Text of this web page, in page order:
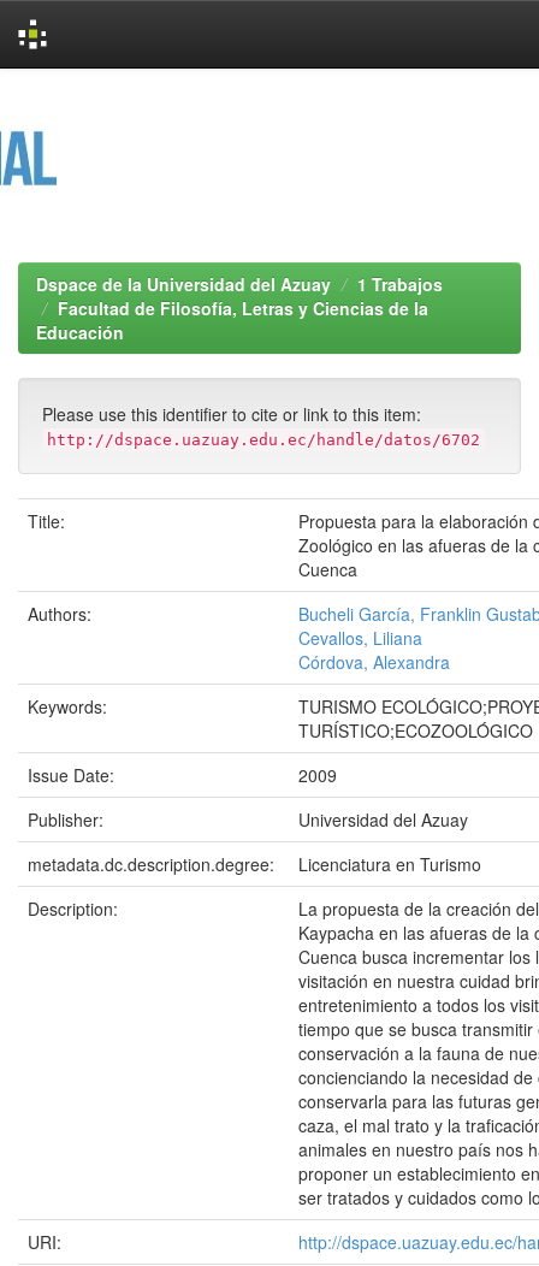
Dspace de la Universidad del Azuay
1 Trabajos
Facultad de Filosofía, Letras y Ciencias de la
Educación
Please use this identifier to cite or link to this item:
http://dspace.uazuay.edu.ec/handle/datos/6702
Title:
Propuesta para la elaboración
Zoológico en las afueras de la
Cuenca
Authors:
Bucheli García, Franklin
Cevallos, Liliana
Córdova, Alexandra
Keywords:
TURISMO
TURÍSTICO;ECOZOOLÓGICO
Issue Date:
2009
Publisher:
Universidad del Azuay
metadata.dc.description.degree:
Licenciatura en Turismo
Description:
La propuesta de la creación
Kaypacha en las afueras de la
Cuenca busca incrementar los
visitación en nuestra cuidad
entretenimiento a todos los
tiempo que se busca
conservación a la fauna de
concienciando la necesidad de
conservarla para las futuras
caza, el mal trato y la
animales en nuestro país nos
proponer un establecimiento
ser tratados y cuidados como
URI:
http://dspace.uazuay.edu.ec/